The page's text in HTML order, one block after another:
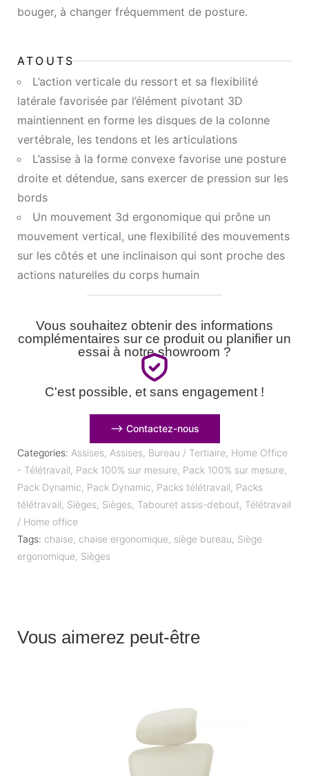
bouger, à changer fréquemment de posture.
ATOUTS
L’action verticale du ressort et sa flexibilité
latérale favorisée par l’élément pivotant 3D
maintiennent en forme les disques de la colonne
vertébrale, les tendons et les articulations
L’assise à la forme convexe favorise une posture
droite et détendue, sans exercer de pression sur les
bords
Un mouvement 3d ergonomique qui prône un
mouvement vertical, une flexibilité des mouvements
sur les côtés et une inclinaison qui sont proche des
actions naturelles du corps humain
Vous souhaitez obtenir des informations
complémentaires sur ce produit ou planifier un
essai à notre showroom ?
C'est possible, et sans engagement !
⟶ Contactez-nous
Categories: Assises, Assises, Bureau / Tertiaire, Home Office
- Télétravail, Pack 100% sur mesure, Pack 100% sur mesure,
Pack Dynamic, Pack Dynamic, Packs télétravail, Packs
télétravail, Sièges, Sièges, Tabouret assis-debout, Télétravail
/ Home office
Tags: chaise, chaise ergonomique, siège bureau, Siège
ergonomique, Sièges
Vous aimerez peut-être